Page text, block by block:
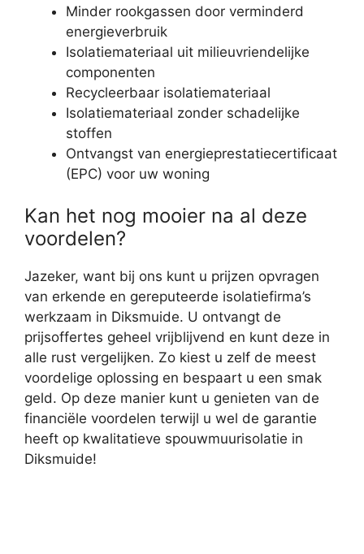
Minder rookgassen door verminderd
energieverbruik
Isolatiemateriaal uit milieuvriendelijke
componenten
Recycleerbaar isolatiemateriaal
Isolatiemateriaal zonder schadelijke
stoffen
Ontvangst van energieprestatiecertificaat
(EPC) voor uw woning
Kan het nog mooier na al deze
voordelen?
Jazeker, want bij ons kunt u prijzen opvragen
van erkende en gereputeerde isolatiefirma’s
werkzaam in Diksmuide. U ontvangt de
prijsoffertes geheel vrijblijvend en kunt deze in
alle rust vergelijken. Zo kiest u zelf de meest
voordelige oplossing en bespaart u een smak
geld. Op deze manier kunt u genieten van de
financiële voordelen terwijl u wel de garantie
heeft op kwalitatieve spouwmuurisolatie in
Diksmuide!